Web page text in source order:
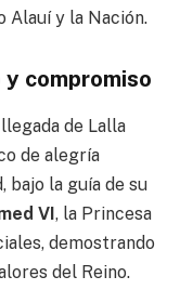
Alauí y la Nación.
compromiso
de Lalla
de alegría
bajo la guía de su
VI, la Princesa
demostrando
del Reino.